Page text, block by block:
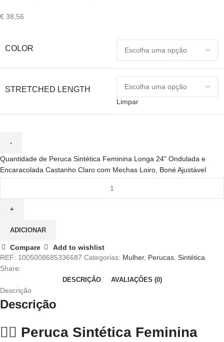
€ 38,56
COLOR
STRETCHED LENGTH
Limpar
Quantidade de Peruca Sintética Feminina Longa 24” Ondulada e
Encaracolada Castanho Claro com Mechas Loiro, Boné Ajustável
ADICIONAR
Compare
Add to wishlist
REF: 1005008685336687 Categorias: Mulher, Perucas, Sintética
Share:
DESCRIÇÃO AVALIAÇÕES (0)
Descrição
Descrição
💁‍♀️ Peruca Sintética Feminina